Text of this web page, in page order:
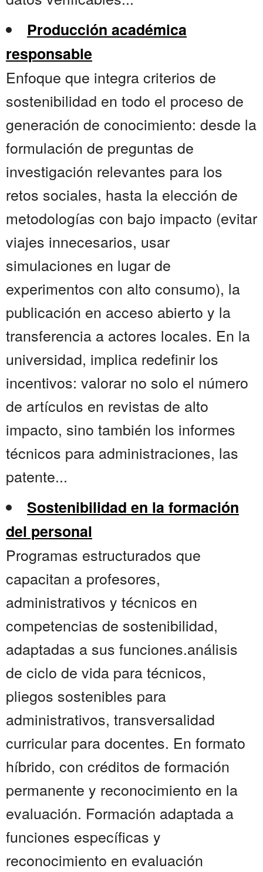
Producción académica
responsable
Enfoque que integra criterios de
sostenibilidad en todo el proceso de
generación de conocimiento: desde la
formulación de preguntas de
investigación relevantes para los
retos sociales, hasta la elección de
metodologías con bajo impacto (evitar
viajes innecesarios, usar
simulaciones en lugar de
experimentos con alto consumo), la
publicación en acceso abierto y la
transferencia a actores locales. En la
universidad, implica redefinir los
incentivos: valorar no solo el número
de artículos en revistas de alto
impacto, sino también los informes
técnicos para administraciones, las
patente...
Sostenibilidad en la formación
del personal
Programas estructurados que
capacitan a profesores,
administrativos y técnicos en
competencias de sostenibilidad,
adaptadas a sus funciones.análisis
de ciclo de vida para técnicos,
pliegos sostenibles para
administrativos, transversalidad
curricular para docentes. En formato
híbrido, con créditos de formación
permanente y reconocimiento en la
evaluación. Formación adaptada a
funciones específicas y
reconocimiento en evaluación